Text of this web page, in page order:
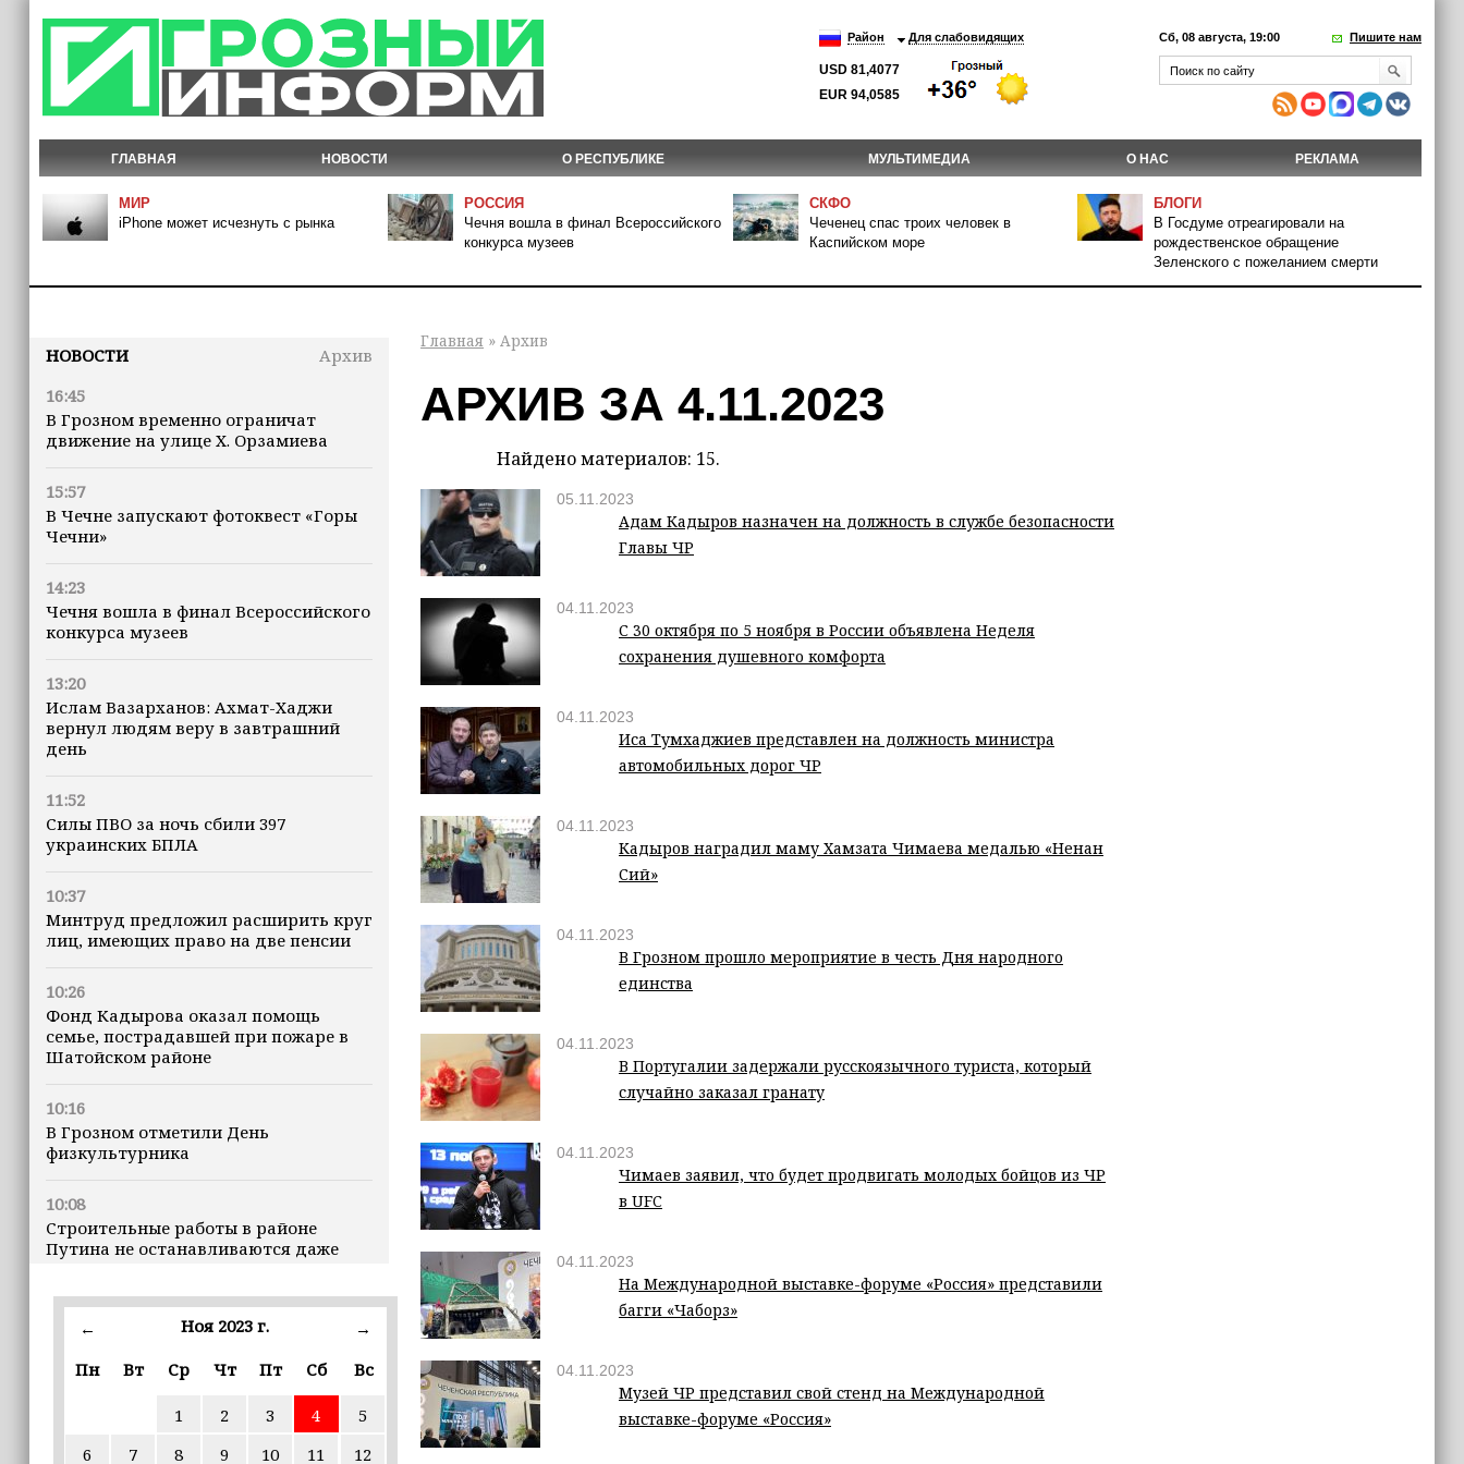
Район Для слабовидящих
USD 81,4077
EUR 94,0585
Сб, 08 августа, 19:00 Пишите нам
ГЛАВНАЯ НОВОСТИ О РЕСПУБЛИКЕ МУЛЬТИМЕДИА О НАС РЕКЛАМА
МИР
iPhone может исчезнуть с рынка
РОССИЯ
Чечня вошла в финал Всероссийского
конкурса музеев
СКФО
Чеченец спас троих человек в
Каспийском море
БЛОГИ
В Госдуме отреагировали на
рождественское обращение
Зеленского с пожеланием смерти
НОВОСТИ
Архив
16:45
В Грозном временно ограничат
движение на улице Х. Орзамиева
15:57
В Чечне запускают фотоквест «Горы
Чечни»
14:23
Чечня вошла в финал Всероссийского
конкурса музеев
13:20
Ислам Вазарханов: Ахмат-Хаджи
вернул людям веру в завтрашний
день
11:52
Силы ПВО за ночь сбили 397
украинских БПЛА
10:37
Минтруд предложил расширить круг
лиц, имеющих право на две пенсии
10:26
Фонд Кадырова оказал помощь
семье, пострадавшей при пожаре в
Шатойском районе
10:16
В Грозном отметили День
физкультурника
10:08
Строительные работы в районе
Путина не останавливаются даже
марта
← Ноя 2023 г.
→
Пн
Вт Ср Чт Пт Сб Вс
1 2 3 4
5
6
7 8 9 10 11 12
Главная » Архив
АРХИВ ЗА 4.11.2023
Найдено материалов: 15.
05.11.2023
Адам Кадыров назначен на должность в службе безопасности
Главы ЧР
04.11.2023
С 30 октября по 5 ноября в России объявлена Неделя
сохранения душевного комфорта
04.11.2023
Иса Тумхаджиев представлен на должность министра
автомобильных дорог ЧР
04.11.2023
Кадыров наградил маму Хамзата Чимаева медалью «Ненан
Сий»
04.11.2023
В Грозном прошло мероприятие в честь Дня народного
единства
04.11.2023
В Португалии задержали русскоязычного туриста, который
случайно заказал гранату
04.11.2023
Чимаев заявил, что будет продвигать молодых бойцов из ЧР
в UFC
04.11.2023
На Международной выставке-форуме «Россия» представили
багги «Чаборз»
04.11.2023
Музей ЧР представил свой стенд на Международной
выставке-форуме «Россия»